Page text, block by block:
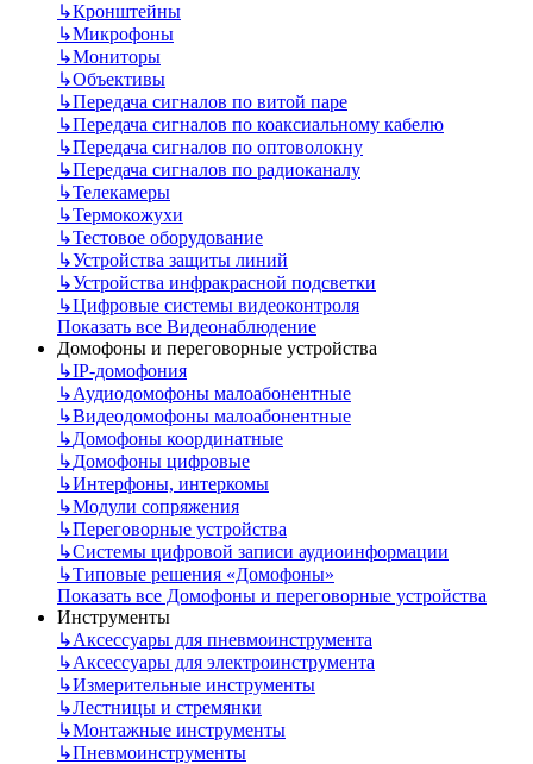
↳Кронштейны
↳Микрофоны
↳Мониторы
↳Объективы
↳Передача сигналов по витой паре
↳Передача сигналов по коаксиальному кабелю
↳Передача сигналов по оптоволокну
↳Передача сигналов по радиоканалу
↳Телекамеры
↳Термокожухи
↳Тестовое оборудование
↳Устройства защиты линий
↳Устройства инфракрасной подсветки
↳Цифровые системы видеоконтроля
Показать все Видеонаблюдение
Домофоны и переговорные устройства
↳IP-домофония
↳Аудиодомофоны малоабонентные
↳Видеодомофоны малоабонентные
↳Домофоны координатные
↳Домофоны цифровые
↳Интерфоны, интеркомы
↳Модули сопряжения
↳Переговорные устройства
↳Системы цифровой записи аудиоинформации
↳Типовые решения «Домофоны»
Показать все Домофоны и переговорные устройства
Инструменты
↳Аксессуары для пневмоинструмента
↳Аксессуары для электроинструмента
↳Измерительные инструменты
↳Лестницы и стремянки
↳Монтажные инструменты
↳Пневмоинструменты